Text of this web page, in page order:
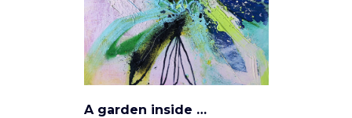
A garden inside me